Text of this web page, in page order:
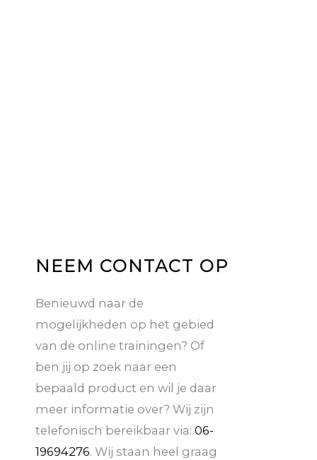
NEEM CONTACT OP
Benieuwd naar de
mogelijkheden op het gebied
van de online trainingen? Of
ben jij op zoek naar een
bepaald product en wil je daar
meer informatie over? Wij zijn
telefonisch bereikbaar via: 06-
19694276. Wij staan heel graag